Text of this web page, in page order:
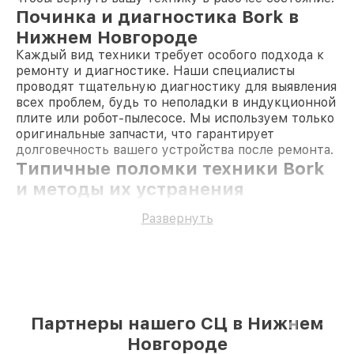
Починка и диагностика Bork в
Нижнем Новгороде
Каждый вид техники требует особого подхода к
ремонту и диагностике. Наши специалисты
проводят тщательную диагностику для выявления
всех проблем, будь то неполадки в индукционной
плите или робот-пылесосе. Мы используем только
оригинальные запчасти, что гарантирует
долговечность вашего устройства после ремонта.
Типичные поломки техники Bork
и методы их устранения
элементы питания.
Перестал работать Bork — выявляем причину
сбоя и восстанавливаем функциональность.
Развернуть
Партнеры нашего СЦ в Нижнем
Новгороде